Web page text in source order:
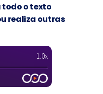
todo o texto
realiza outras